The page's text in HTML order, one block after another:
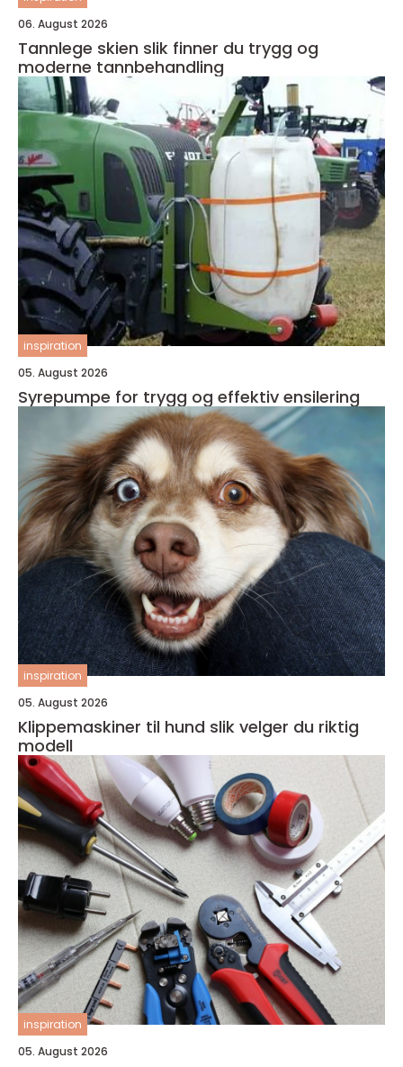
06. August 2026
Tannlege skien slik finner du trygg og
moderne tannbehandling
inspiration
05. August 2026
Syrepumpe for trygg og effektiv ensilering
inspiration
05. August 2026
Klippemaskiner til hund slik velger du riktig
modell
inspiration
05. August 2026